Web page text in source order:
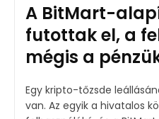
A BitMart-
futottak el, a
mégis a
Egy kripto-tőzsde
van. Az egyik a hivatalos